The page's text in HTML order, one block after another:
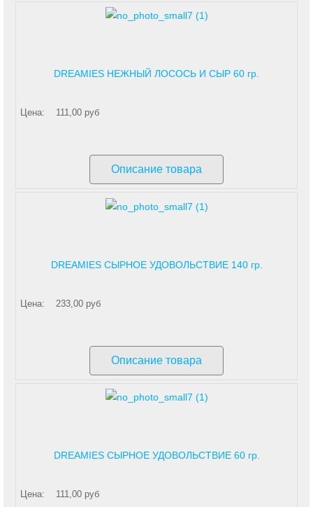
DREAMIES НЕЖНЫЙ ЛОСОСЬ И СЫР 60 гр.
Цена: 111,00 руб
Описание товара
DREAMIES СЫРНОЕ УДОВОЛЬСТВИЕ 140 гр.
Цена: 233,00 руб
Описание товара
DREAMIES СЫРНОЕ УДОВОЛЬСТВИЕ 60 гр.
Цена: 111,00 руб